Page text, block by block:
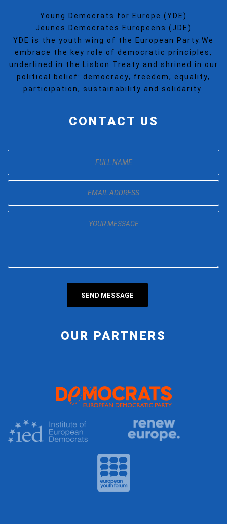
Young Democrats for Europe (YDE)
Jeunes Democrates Europeens (JDE)
YDE is the youth wing of the European Party.We
embrace the key role of democratic principles,
underlined in the Lisbon Treaty and shrined in our
political belief: democracy, freedom, equality,
participation, sustainability and solidarity.
CONTACT US
OUR PARTNERS